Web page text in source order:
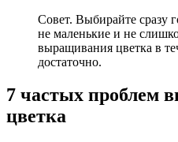
Совет. Выбирайте сразу
не маленькие и не
выращивания цветка в
достаточно.
7 частых проблем
цветка